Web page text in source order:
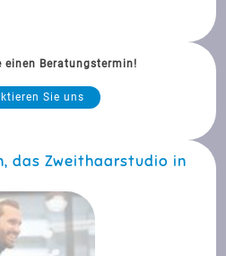
einen Beratungstermin!
Sie uns
das Zweithaarstudio in